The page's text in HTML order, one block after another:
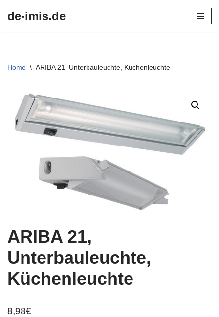
de-imis.de
Home \ ARIBA 21, Unterbauleuchte, Küchenleuchte
ARIBA 21,
Unterbauleuchte,
Küchenleuchte
8,98€